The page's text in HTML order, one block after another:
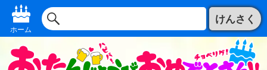
ホーム
けんさく